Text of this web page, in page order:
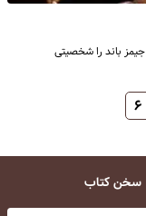
جیمز باند را شخصیتی
۶
سخن کتاب